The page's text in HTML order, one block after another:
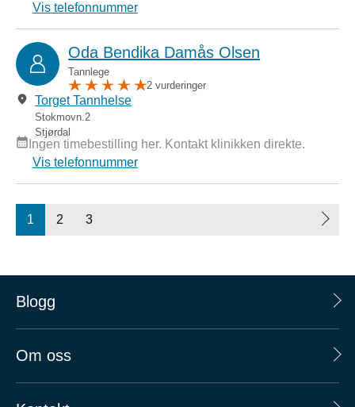
Vis telefonnummer
Oda Bendika Damås Olsen
Tannlege
2 vurderinger
Torget Tannhelse
Stokmovn.2
Stjørdal
Ingen timebestilling her. Kontakt klinikken direkte.
Vis telefonnummer
1 2 3
Blogg
Om oss